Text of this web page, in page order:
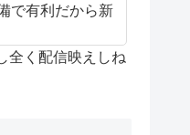
で有利だから新
全く配信映えしね